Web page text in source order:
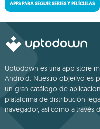
APPS PARA SEGUIR SERIES Y PELÍCULAS
Uptodown es una app store
Android. Nuestro objetivo es
un gran catálogo de
plataforma de distribución
navegador, así como a través